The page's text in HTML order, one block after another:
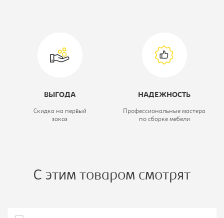
ВЫГОДА
Скидка на первый
заказ
НАДЕЖНОСТЬ
Профессиональные мастера
по сборке мебели
С этим товаром смотрят